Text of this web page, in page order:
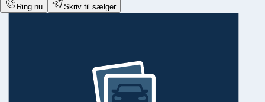
Ring nu Skriv til sælger